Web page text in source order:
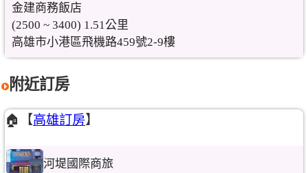
金建商務飯店
(2500 ~ 3400) 1.51公里
高雄市小港區飛機路459號2-9樓
附近訂房
🏠【高雄訂房】
河堤國際商旅